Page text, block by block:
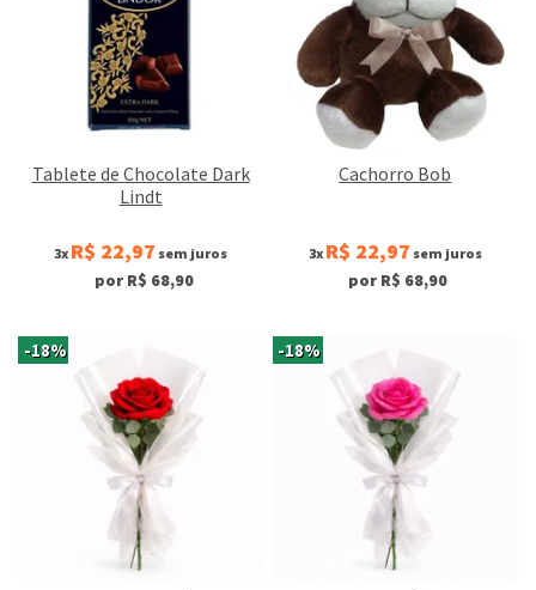
Tablete de Chocolate Dark
Lindt
3x R$ 22,97 sem juros
por R$ 68,90
Cachorro Bob
3x R$ 22,97 sem juros
por R$ 68,90
-18% -18%